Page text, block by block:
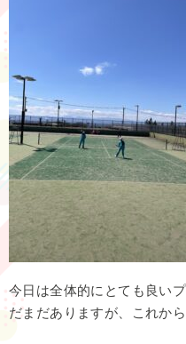
今日は全体的にとても良い
だまだありますが、これか